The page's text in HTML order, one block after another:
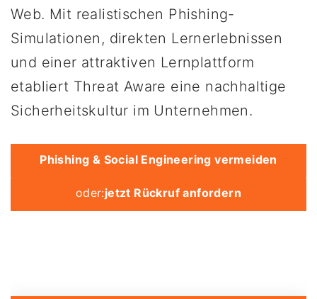
Web. Mit realistischen Phishing-
Simulationen, direkten Lernerlebnissen
und einer attraktiven Lernplattform
etabliert Threat Aware eine nachhaltige
Sicherheitskultur im Unternehmen.
Phishing & Social Engineering vermeiden
oder:jetzt Rückruf anfordern